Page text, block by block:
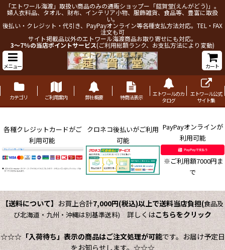
「エトワール海渡」取扱い商品のみの通販ショップー「莚賀堂(えんがどう)」。
婦人衣料品、タオル、財布、インテリア小物、服飾雑貨、食品等、豊富に取扱
い。
後払い・クレジット・代引き、PayPayオンライン等各種支払方法対応。TEL・FAX
注文も可
サイト掲載品以外のエトワール海渡商品お取り寄せにも対応。
3～7%の当店ポイントサービス(ご利用総額ランク、お支払方法により変動)
メニュー カート
カテゴリ ご利用案内 弊社概要 特商法表示
エトワールのカ
タログ
エトワール公式
サイト集
各種クレジットカードがご
利用可能
クロネコ後払いがご利用
可能
PayPayオンラインが
利用可能
※ご利用額7000円ま
で
【送料について】 お買上合計7,000円(税込)以上で送料当店負担(食品及
び北海道・九州・沖縄は別基準送料)詳しくはこちらをクリック
☆☆☆「入荷待ち」表示の商品はご注文処理が可能です。お届け予定日
をお知らせします。☆☆☆